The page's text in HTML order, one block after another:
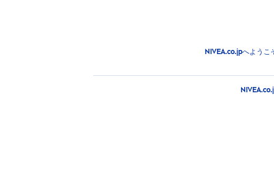
NIVEA.co.jpへようこ
ニベアＵＶ ウォーター
ニベアＵ